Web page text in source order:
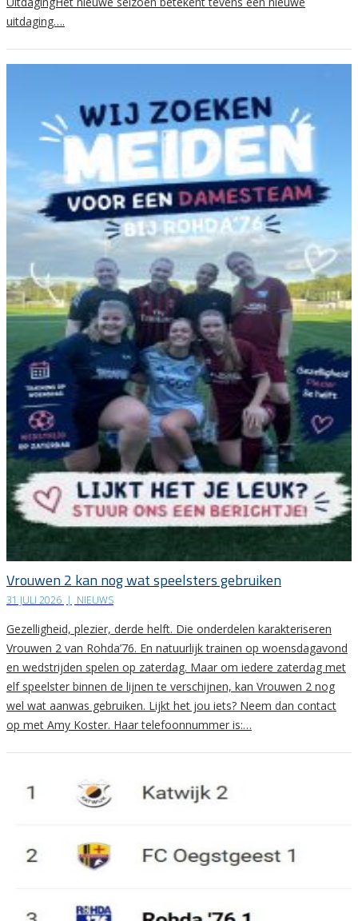
uitdaging….
Vrouwen 2 kan nog wat speelsters gebruiken
31 JULI 2026 | NIEUWS
Gezelligheid, plezier, derde helft. Die onderdelen karakteriseren
Vrouwen 2 van Rohda’76. En natuurlijk trainen op woensdagavond
en wedstrijden spelen op zaterdag. Maar om iedere zaterdag met
elf speelster binnen de lijnen te verschijnen, kan Vrouwen 2 nog
wel wat aanwas gebruiken. Lijkt het jou iets? Neem dan contact
op met Amy Koster. Haar telefoonnummer is:…